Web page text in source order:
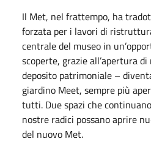
Il Met, nel frattempo, ha
forzata per i lavori di
centrale del museo in
scoperte, grazie all’apertura
deposito patrimoniale –
giardino Meet, sempre più
tutti. Due spazi che
nostre radici possano aprire
del nuovo Met.